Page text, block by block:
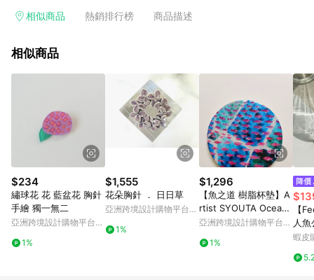
回饋訂單不得享有 Pinkoi 站方優惠，例如首購優惠，P coins，
行為，不具贈點資格，部分退款不在此限。 6. APP 請更新至
貨後 45 天後發送。 8. 群眾募資商品，禮物卡，開館保證金，補
運費，攤位費等不具贈點資格。 9. LINE 購物站上之商品規格、
顏色、價位、贈品如與 Pinkoi 商品資訊頁及購物車不符，以
Pinkoi 購物商品資訊頁及購物車標示為準。 10. 點數紅包使用規
則請以點數紅包活動說明為準。 11. 若於 LINE 購物前往 Pinkoi
頁面後才首次下載 Pinkoi APP 並完成訂單，不符合導購資格；承
上，首次下載 Pinkoi APP 後，需透過 LINE 購物前往 Pinkoi 頁
面，方享導購資格。
相似商品 熱銷排行榜 商品描述
相似商品
$234
繡球花 花 藍盆花 胸針
手繪 獨一無二
亞洲跨境設計購物平台
1%
$1,555
花朵胸針 ． 日日草
亞洲跨境設計購物平台
1%
$1,296
【魚之道 樹脂杯墊】A
rtist SYOUTA Ocean
Art - 官方網站
亞洲跨境設計購物平台
1%
【
人
殼鯊
抓夾
蝦皮